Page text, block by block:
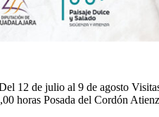
12 de julio al 9 de agosto
horas Posada del Cordón